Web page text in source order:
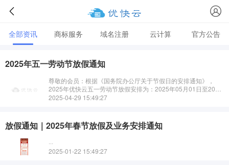
全部资讯 商标服务 域名注册 云计算 官方公告
2025年五一劳动节放假通知
尊敬的会员：根据《国务院办公厅关于节假日的安排通知》，
2025年优快云五一劳动节放假安排为：2025年05月01日至2025
年05月05日放假，共5天。优快云预祝您：节日快乐，出行顺
2025-04-29 15:49:27
放假通知｜2025年春节放假及业务安排通知
···
2025-01-22 15:49:27